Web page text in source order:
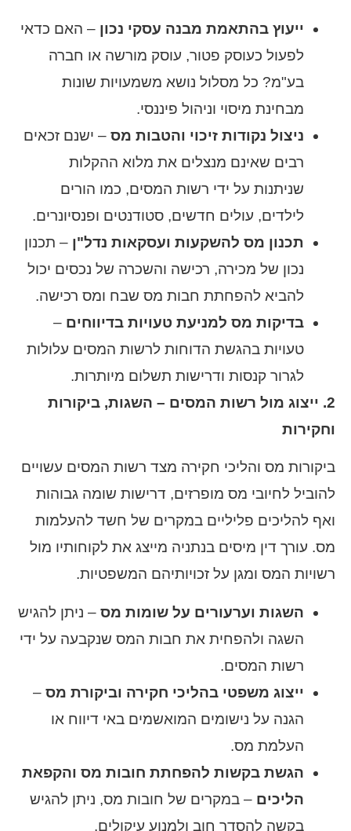
ייעוץ בהתאמת מבנה עסקי נכון – האם כדאי
לפעול כעוסק פטור, עוסק מורשה או חברה
בע"מ? כל מסלול נושא משמעויות שונות
מבחינת מיסוי וניהול פיננסי.
ניצול נקודות זיכוי והטבות מס – ישנם זכאים
רבים שאינם מנצלים את מלוא ההקלות
שניתנות על ידי רשות המסים, כמו הורים
לילדים, עולים חדשים, סטודנטים ופנסיונרים.
תכנון מס להשקעות ועסקאות נדל"ן – תכנון
נכון של מכירה, רכישה והשכרה של נכסים יכול
להביא להפחתת חבות מס שבח ומס רכישה.
בדיקות מס למניעת טעויות בדיווחים –
טעויות בהגשת הדוחות לרשות המסים עלולות
לגרור קנסות ודרישות תשלום מיותרות.
2. ייצוג מול רשות המסים – השגות, ביקורות
וחקירות
ביקורות מס והליכי חקירה מצד רשות המסים עשויים
להוביל לחיובי מס מופרזים, דרישות שומה גבוהות
ואף להליכים פליליים במקרים של חשד להעלמות
מס. עורך דין מיסים בנתניה מייצג את לקוחותיו מול
רשויות המס ומגן על זכויותיהם המשפטיות.
השגות וערעורים על שומות מס – ניתן להגיש
השגה ולהפחית את חבות המס שנקבעה על ידי
רשות המסים.
ייצוג משפטי בהליכי חקירה וביקורת מס –
הגנה על נישומים המואשמים באי דיווח או
העלמת מס.
הגשת בקשות להפחתת חובות מס והקפאת
הליכים – במקרים של חובות מס, ניתן להגיש
בקשה להסדר חוב ולמנוע עיקולים.